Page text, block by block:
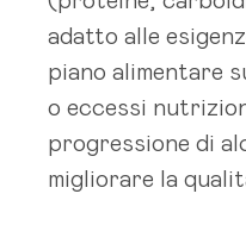
adatto alle
piano alimentare
o eccessi
progressione di
migliorare la